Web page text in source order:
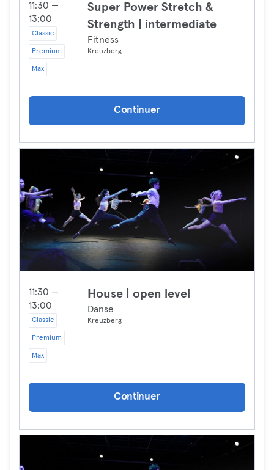
11:30 —
13:00
Classic
Premium
Max
Super Power Stretch &
Strength | intermediate
Fitness
Kreuzberg
Continuer
11:30 —
13:00
Classic
Premium
Max
House | open level
Danse
Kreuzberg
Continuer